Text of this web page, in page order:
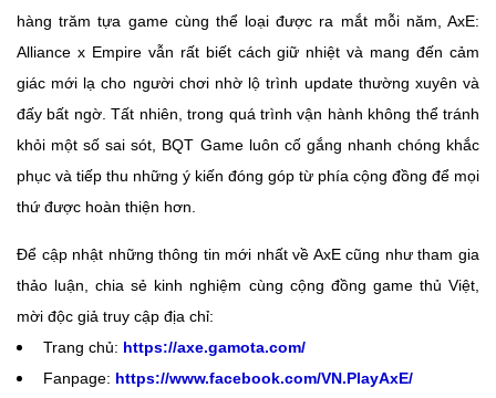
hàng trăm tựa game cùng thể loại được ra mắt mỗi năm, AxE:
Alliance x Empire vẫn rất biết cách giữ nhiệt và mang đến cảm
giác mới lạ cho người chơi nhờ lộ trình update thường xuyên và
đấy bất ngờ. Tất nhiên, trong quá trình vận hành không thể tránh
khỏi một số sai sót, BQT Game luôn cố gắng nhanh chóng khắc
phục và tiếp thu những ý kiến đóng góp từ phía cộng đồng để mọi
thứ được hoàn thiện hơn.
Để cập nhật những thông tin mới nhất về AxE cũng như tham gia
thảo luận, chia sẻ kinh nghiệm cùng cộng đồng game thủ Việt,
mời độc giả truy cập địa chỉ:
Trang chủ: https://axe.gamota.com/​
Fanpage: https://www.facebook.com/VN.PlayAxE/​